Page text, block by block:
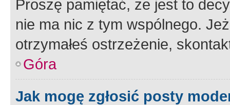
Proszę pamiętać, że jest to
nie ma nic z tym wspólnego.
otrzymałeś ostrzeżenie,
Góra
Jak mogę zgłosić posty